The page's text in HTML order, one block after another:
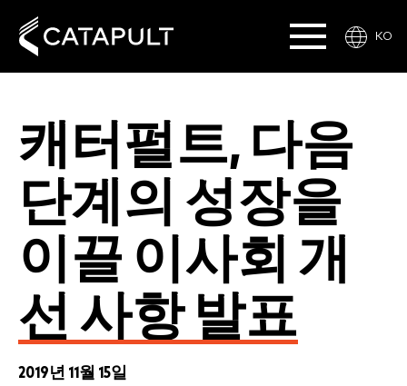
KO
캐터펄트, 다음
단계의 성장을
이끌 이사회 개
선 사항 발표
2019년 11월 15일